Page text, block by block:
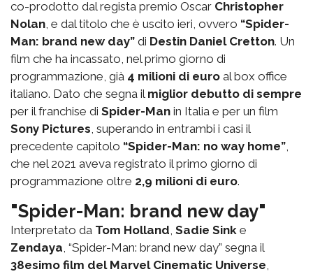
co-prodotto dal regista premio Oscar Christopher
Nolan , e dal titolo che è uscito ieri, ovvero “Spider-
Man: brand new day” di Destin Daniel Cretton. Un
film che ha incassato, nel primo giorno di
programmazione, già 4 milioni di euro al box office
italiano. Dato che segna il miglior debutto di sempre
per il franchise di Spider-Man in Italia e per un film
Sony Pictures , superando in entrambi i casi il
precedente capitolo “Spider-Man: no way home”
che nel 2021 aveva registrato il primo giorno di
programmazione oltre 2,9 milioni di euro.
"Spider-Man: brand new day"
Interpretato da Tom Holland Sadie Sink e
Zendaya , “Spider-Man: brand new day” segna il
38esimo film del Marvel Cinematic Universe